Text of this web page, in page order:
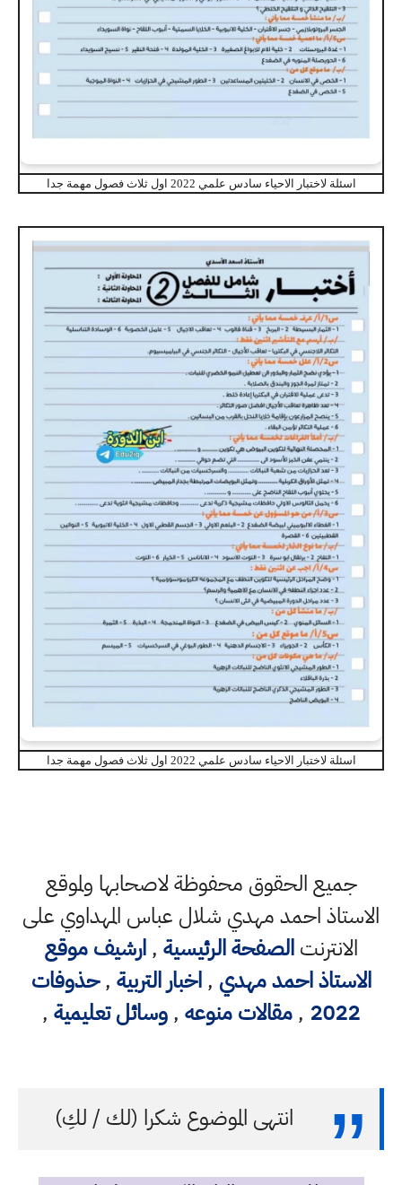
اسئلة لاختبار الاحياء سادس علمي 2022 اول ثلاث فصول مهمة جدا
اسئلة لاختبار الاحياء سادس علمي 2022 اول ثلاث فصول مهمة جدا
جميع الحقوق محفوظة لاصحابها ولموقع
الاستاذ احمد مهدي شلال عباس المهداوي على
الانترنتالصفحة الرئيسية ,ارشيف موقع
الاستاذ احمد مهدي ,اخبار التربية ,حذوفات
2022
,مقالات منوعه ,وسائل تعليمية ,
انتهى الموضوع شكرا (لك / لكِ)